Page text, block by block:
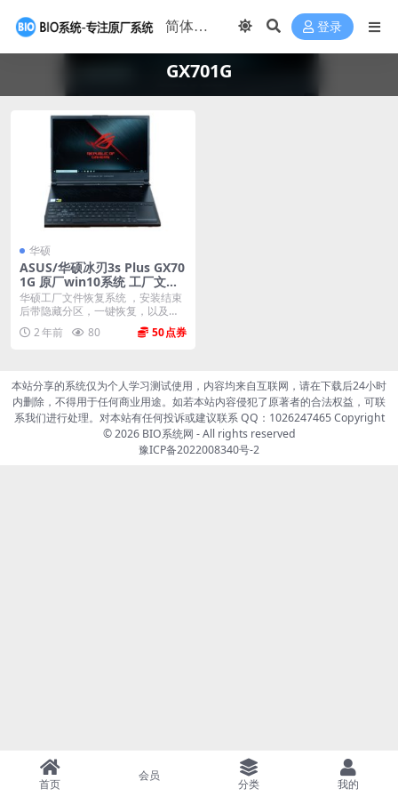
登录
GX701G
华硕
ASUS/华硕冰刃3s Plus GX70
1G 原厂win10系统 工厂文件
带ASUS Recovery恢复
华硕工厂文件恢复系统 ，安装结束
后带隐藏分区，一键恢复，以及机
器所有驱动软件。 ...
2 年前 80 50
本站分享的系统仅为个人学习测试使用，内容均来自互联网，请在下载后24小时
内删除，不得用于任何商业用途。如若本站内容侵犯了原著者的合法权益，可联
系我们进行处理。对本站有任何投诉或建议联系 QQ：1026247465 Copyright
© 2026 BIO系统网 - All rights reserved
豫ICP备2022008340号-2
首页
会员
分类 我的